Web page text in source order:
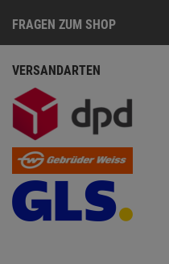
FRAGEN ZUM SHOP
VERSANDARTEN